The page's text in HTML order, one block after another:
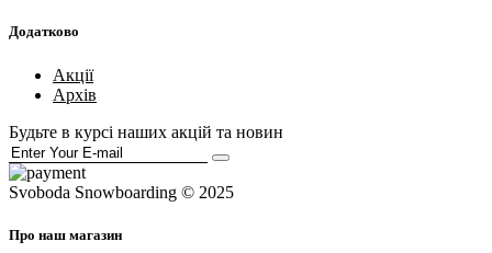
Додатково
Акції
Архів
Будьте в курсі наших акцій та новин
Svoboda Snowboarding © 2025
Про наш магазин